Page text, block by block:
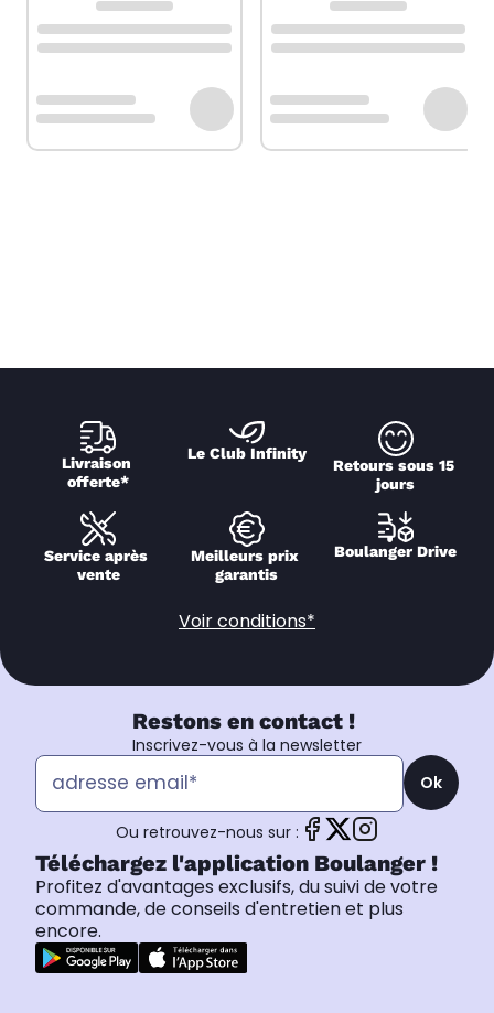
Livraison
offerte*
Le Club Infinity
Retours sous 15
jours
Service après
vente
Meilleurs prix
garantis
Boulanger Drive
Voir conditions*
Restons en contact !
Inscrivez-vous à la newsletter
Ok
Ou retrouvez-nous sur :
Téléchargez l'application Boulanger !
Profitez d'avantages exclusifs, du suivi de votre
commande, de conseils d'entretien et plus
encore.